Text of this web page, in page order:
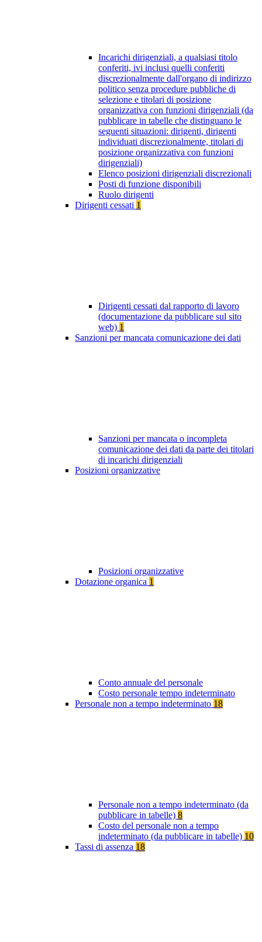
Incarichi dirigenziali, a qualsiasi titolo
conferiti, ivi inclusi quelli conferiti
discrezionalmente dall'organo di indirizzo
politico senza procedure pubbliche di
selezione e titolari di posizione
organizzativa con funzioni dirigenziali (da
pubblicare in tabelle che distinguano le
seguenti situazioni: dirigenti, dirigenti
individuati discrezionalmente, titolari di
posizione organizzativa con funzioni
dirigenziali)
Elenco posizioni dirigenziali discrezionali
Posti di funzione disponibili
Ruolo dirigenti
Dirigenti cessati 1
Dirigenti cessati dal rapporto di lavoro
(documentazione da pubblicare sul sito
web) 1
Sanzioni per mancata comunicazione dei dati
Sanzioni per mancata o incompleta
comunicazione dei dati da parte dei titolari
di incarichi dirigenziali
Posizioni organizzative
Posizioni organizzative
Dotazione organica 1
Conto annuale del personale
Costo personale tempo indeterminato
Personale non a tempo indeterminato 18
Personale non a tempo indeterminato (da
pubblicare in tabelle) 8
Costo del personale non a tempo
indeterminato (da pubblicare in tabelle) 10
Tassi di assenza 18